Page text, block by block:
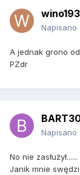
Napisano
A jednak grono
PZdr
Napisano
No nie zasłużył......
Janik mnie